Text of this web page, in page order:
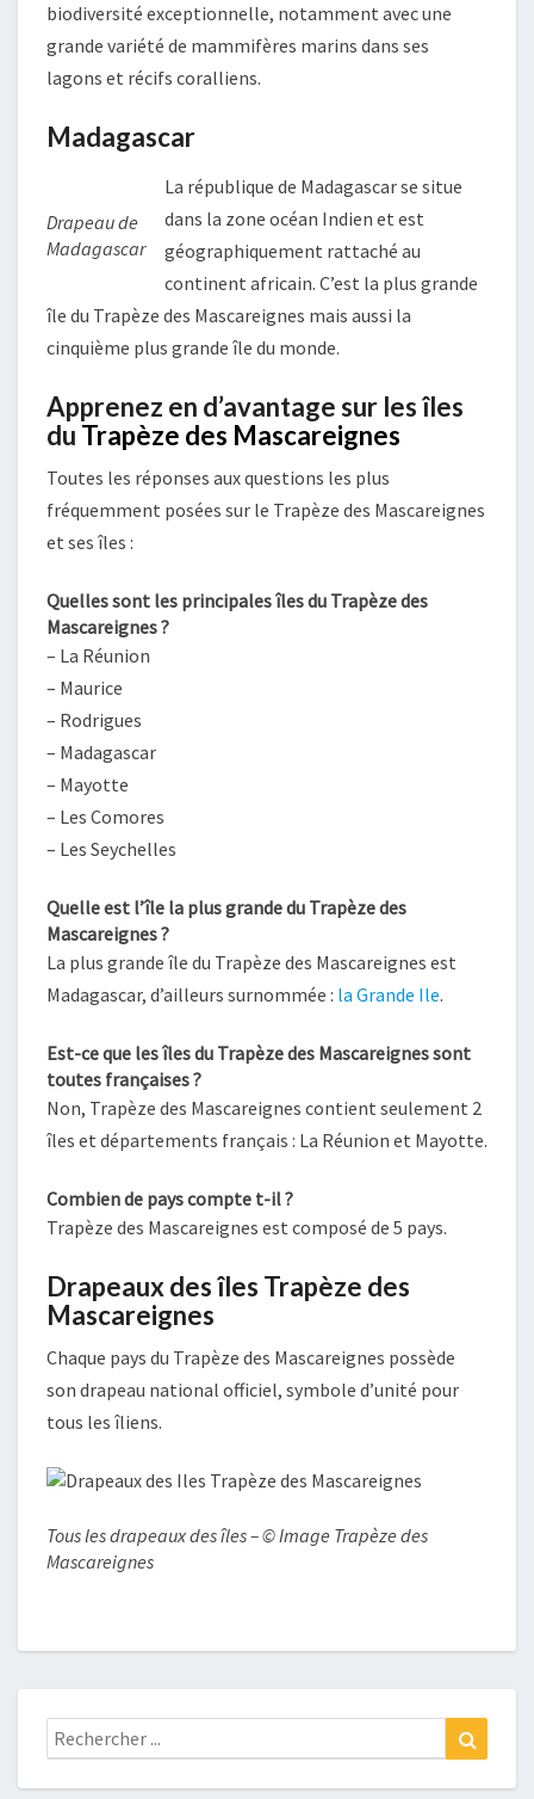
biodiversité exceptionnelle, notamment avec une
grande variété de mammifères marins dans ses
lagons et récifs coralliens.
Madagascar
Drapeau de
Madagascar
La république de Madagascar se situe
dans la zone océan Indien et est
géographiquement rattaché au
continent africain. C’est la plus grande
île du Trapèze des Mascareignes mais aussi la
cinquième plus grande île du monde.
Apprenez en d’avantage sur les îles
du Trapèze des Mascareignes
Toutes les réponses aux questions les plus
fréquemment posées sur le Trapèze des Mascareignes
et ses îles :
Quelles sont les principales îles du Trapèze des
Mascareignes ?
– La Réunion
– Maurice
– Rodrigues
– Madagascar
– Mayotte
– Les Comores
– Les Seychelles
Quelle est l’île la plus grande du Trapèze des
Mascareignes ?
La plus grande île du Trapèze des Mascareignes est
Madagascar, d’ailleurs surnommée : la Grande Ile.
Est-ce que les îles du Trapèze des Mascareignes sont
toutes françaises ?
Non, Trapèze des Mascareignes contient seulement 2
îles et départements français : La Réunion et Mayotte.
Combien de pays compte t-il ?
Trapèze des Mascareignes est composé de 5 pays.
Drapeaux des îles Trapèze des
Mascareignes
Chaque pays du Trapèze des Mascareignes possède
son drapeau national officiel, symbole d’unité pour
tous les îliens.
Tous les drapeaux des îles – © Image Trapèze des
Mascareignes
Rechercher
: